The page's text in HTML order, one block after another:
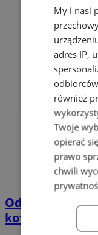
Odór w
kotła w Fortum
My i nasi
adres IP,
również
Twoje
opierać
prawo
chwili